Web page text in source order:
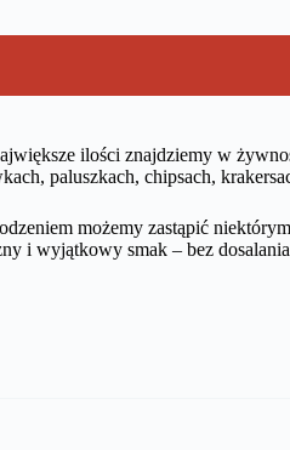
ilości znajdziemy w
paluszkach, chipsach,
możemy zastąpić
i wyjątkowy smak – bez